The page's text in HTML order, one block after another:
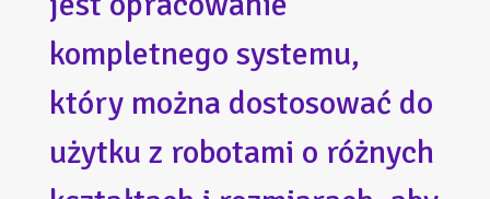
kompletnego systemu,
który można dostosować do
użytku z robotami o różnych